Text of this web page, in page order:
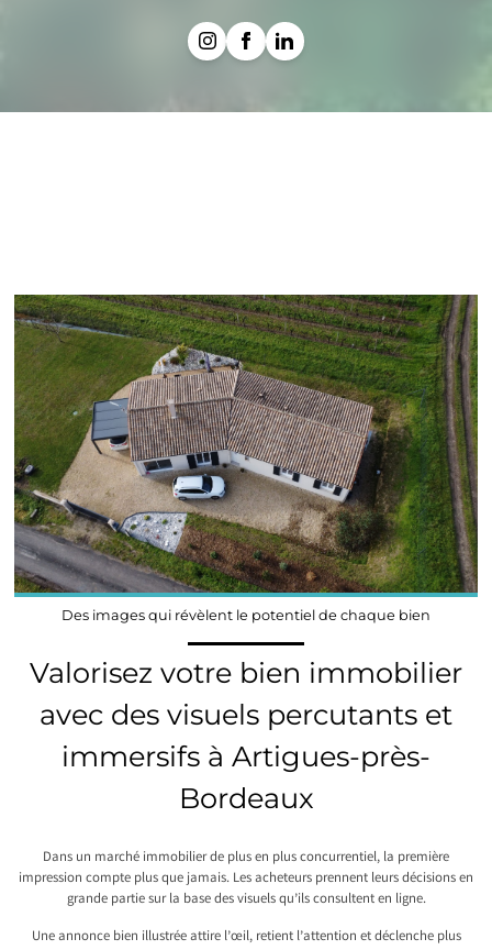
Des images qui révèlent le potentiel de chaque bien
Valorisez votre bien immobilier
avec des visuels percutants et
immersifs à Artigues-près-
Bordeaux
Dans un marché immobilier de plus en plus concurrentiel, la première
impression compte plus que jamais. Les acheteurs prennent leurs décisions en
grande partie sur la base des visuels qu’ils consultent en ligne.
Une annonce bien illustrée attire l’œil, retient l’attention et déclenche plus